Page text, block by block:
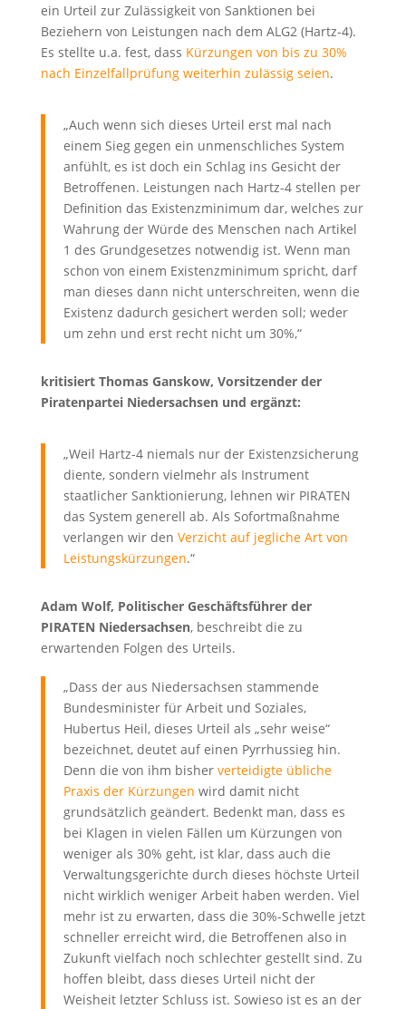
ein Urteil zur Zulässigkeit von Sanktionen bei
Beziehern von Leistungen nach dem ALG2 (Hartz-4).
Es stellte u.a. fest, dass Kürzungen von bis zu 30%
nach Einzelfallprüfung weiterhin zulässig seien.
„Auch wenn sich dieses Urteil erst mal nach
einem Sieg gegen ein unmenschliches System
anfühlt, es ist doch ein Schlag ins Gesicht der
Betroffenen. Leistungen nach Hartz-4 stellen per
Definition das Existenzminimum dar, welches zur
Wahrung der Würde des Menschen nach Artikel
1 des Grundgesetzes notwendig ist. Wenn man
schon von einem Existenzminimum spricht, darf
man dieses dann nicht unterschreiten, wenn die
Existenz dadurch gesichert werden soll; weder
um zehn und erst recht nicht um 30%,“
kritisiert Thomas Ganskow, Vorsitzender der
Piratenpartei Niedersachsen und ergänzt:
„Weil Hartz-4 niemals nur der Existenzsicherung
diente, sondern vielmehr als Instrument
staatlicher Sanktionierung, lehnen wir PIRATEN
das System generell ab. Als Sofortmaßnahme
verlangen wir den Verzicht auf jegliche Art von
Leistungskürzungen.“
Adam Wolf, Politischer Geschäftsführer der
PIRATEN Niedersachsen, beschreibt die zu
erwartenden Folgen des Urteils.
„Dass der aus Niedersachsen stammende
Bundesminister für Arbeit und Soziales,
Hubertus Heil, dieses Urteil als „sehr weise“
bezeichnet, deutet auf einen Pyrrhussieg hin.
Denn die von ihm bisher verteidigte übliche
Praxis der Kürzungen wird damit nicht
grundsätzlich geändert. Bedenkt man, dass es
bei Klagen in vielen Fällen um Kürzungen von
weniger als 30% geht, ist klar, dass auch die
Verwaltungsgerichte durch dieses höchste Urteil
nicht wirklich weniger Arbeit haben werden. Viel
mehr ist zu erwarten, dass die 30%-Schwelle jetzt
schneller erreicht wird, die Betroffenen also in
Zukunft vielfach noch schlechter gestellt sind. Zu
hoffen bleibt, dass dieses Urteil nicht der
Weisheit letzter Schluss ist. Sowieso ist es an der